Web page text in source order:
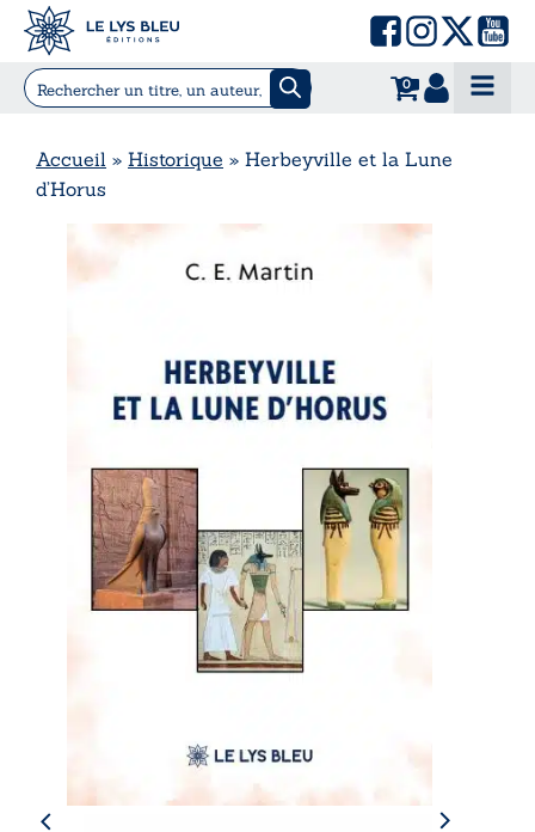
0
Accueil » Historique » Herbeyville et la Lune
d’Horus